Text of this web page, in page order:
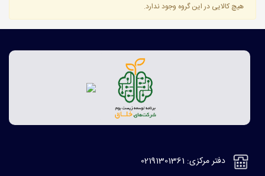
هیچ کالایی در این گروه وجود ندارد.
دفتر مرکزی: 02191301361